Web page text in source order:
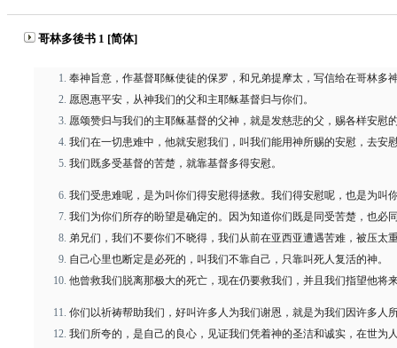
哥林多後书 1 [简体]
奉神旨意，作基督耶稣使徒的保罗，和兄弟提摩太，写信给在哥林多
愿恩惠平安，从神我们的父和主耶稣基督归与你们。
愿颂赞归与我们的主耶稣基督的父神，就是发慈悲的父，赐各样安慰
我们在一切患难中，他就安慰我们，叫我们能用神所赐的安慰，去安
我们既多受基督的苦楚，就靠基督多得安慰。
我们受患难呢，是为叫你们得安慰得拯救。我们得安慰呢，也是为叫
我们为你们所存的盼望是确定的。因为知道你们既是同受苦楚，也必
弟兄们，我们不要你们不晓得，我们从前在亚西亚遭遇苦难，被压太
自己心里也断定是必死的，叫我们不靠自己，只靠叫死人复活的神。
他曾救我们脱离那极大的死亡，现在仍要救我们，并且我们指望他将
你们以祈祷帮助我们，好叫许多人为我们谢恩，就是为我们因许多人
我们所夸的，是自己的良心，见证我们凭着神的圣洁和诚实，在世为